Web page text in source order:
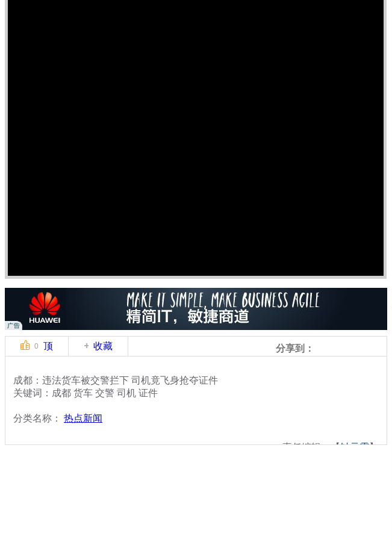
0 顶 收藏 分享到：
成都：违法货车被交警拦下 司机竟飞身抢夺证件
关键词：成都 货车 交警 司机 证件
分类名称： 热点新闻
责任编辑：【钟元霞】